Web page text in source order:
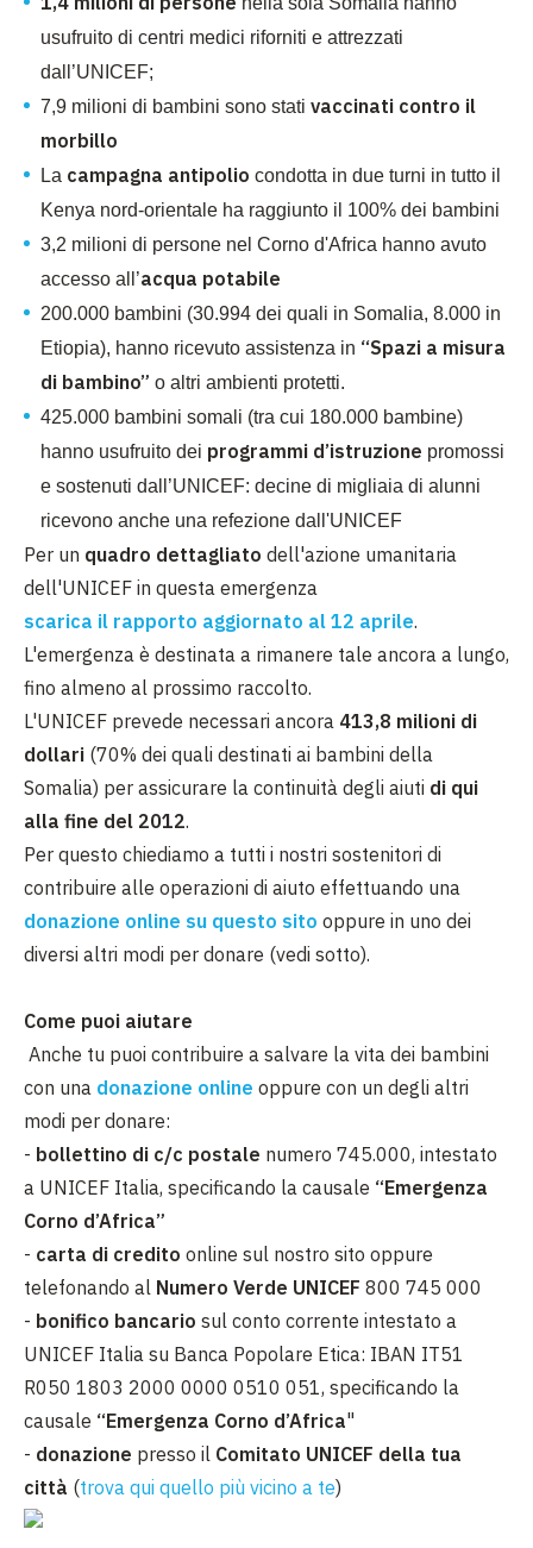
usufruito di centri medici riforniti e attrezzati
dall’UNICEF;
7,9 milioni di bambini sono stati vaccinati contro il
morbillo
La campagna antipolio condotta in due turni in tutto il
Kenya nord-orientale ha raggiunto il 100% dei bambini
3,2 milioni di persone nel Corno d'Africa hanno avuto
accesso all’acqua potabile
200.000 bambini (30.994 dei quali in Somalia, 8.000 in
Etiopia), hanno ricevuto assistenza in “Spazi a misura
di bambino” o altri ambienti protetti.
425.000 bambini somali (tra cui 180.000 bambine)
hanno usufruito dei programmi d’istruzione promossi
e sostenuti dall’UNICEF: decine di migliaia di alunni
ricevono anche una refezione dall'UNICEF
Per un quadro dettagliato dell'azione umanitaria
dell'UNICEF in questa emergenza
scarica il rapporto aggiornato al 12 aprile.
L'emergenza è destinata a rimanere tale ancora a lungo,
fino almeno al prossimo raccolto.
L'UNICEF prevede necessari ancora 413,8 milioni di
dollari (70% dei quali destinati ai bambini della
Somalia) per assicurare la continuità degli aiuti di qui
alla fine del 2012.
Per questo chiediamo a tutti i nostri sostenitori di
contribuire alle operazioni di aiuto effettuando una
donazione online su questo sito oppure in uno dei
diversi altri modi per donare (vedi sotto).
Come puoi aiutare
Anche tu puoi contribuire a salvare la vita dei bambini
con una donazione online oppure con un degli altri
modi per donare:
- bollettino di c/c postale numero 745.000, intestato
a UNICEF Italia, specificando la causale “Emergenza
Corno d’Africa”
- carta di credito online sul nostro sito oppure
telefonando al Numero Verde UNICEF 800 745 000
- bonifico bancario sul conto corrente intestato a
UNICEF Italia su Banca Popolare Etica: IBAN IT51
R050 1803 2000 0000 0510 051, specificando la
causale “Emergenza Corno d’Africa"
- donazione presso il Comitato UNICEF della tua
città (trova qui quello più vicino a te)